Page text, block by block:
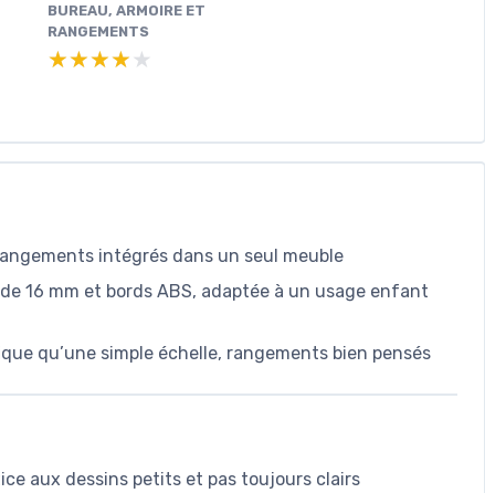
BUREAU, ARMOIRE ET
RANGEMENTS
★★★★★
★★★★★
intégrés dans un seul meuble
16 mm et bords ABS, adaptée à un usage enfant
qu’une simple échelle, rangements bien pensés
aux dessins petits et pas toujours clairs